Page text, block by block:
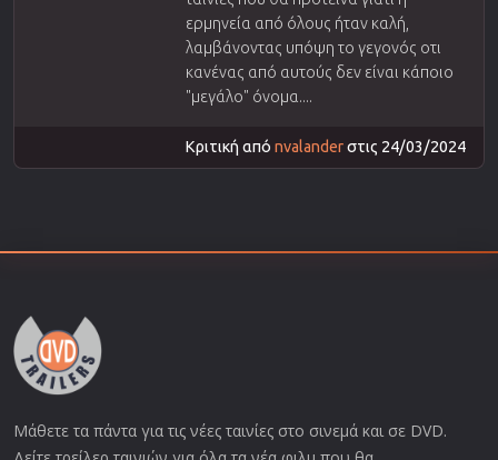
ερμηνεία από όλους ήταν καλή,
λαμβάνοντας υπόψη το γεγονός οτι
κανένας από αυτούς δεν είναι κάποιο
"μεγάλο" όνομα....
Κριτική από nvalanderστις 24/03/2024
Μάθετε τα πάντα για τις νέες ταινίες στο σινεμά και σε DVD.